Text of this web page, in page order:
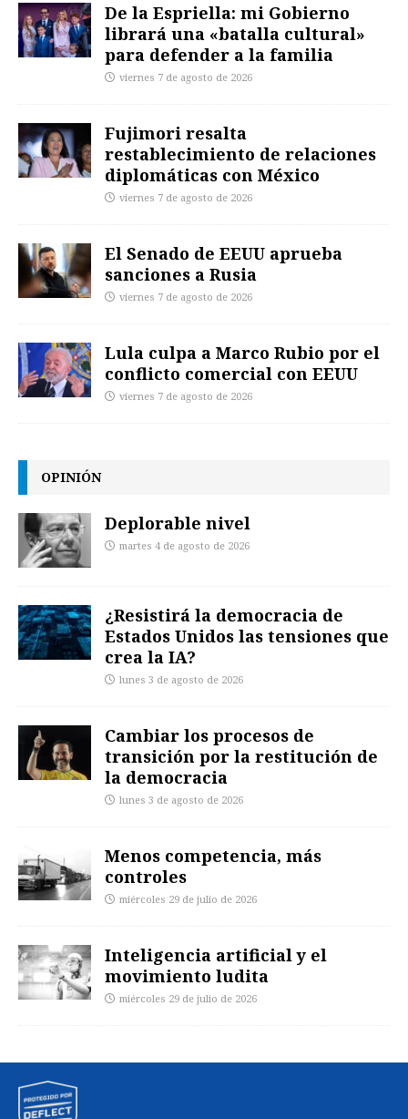
De la Espriella: mi Gobierno
librará una «batalla cultural»
para defender a la familia
viernes 7 de agosto de 2026
Fujimori resalta
restablecimiento de relaciones
diplomáticas con México
viernes 7 de agosto de 2026
El Senado de EEUU aprueba
sanciones a Rusia
viernes 7 de agosto de 2026
Lula culpa a Marco Rubio por el
conflicto comercial con EEUU
viernes 7 de agosto de 2026
OPINIÓN
Deplorable nivel
martes 4 de agosto de 2026
¿Resistirá la democracia de
Estados Unidos las tensiones que
crea la IA?
lunes 3 de agosto de 2026
Cambiar los procesos de
transición por la restitución de
la democracia
lunes 3 de agosto de 2026
Menos competencia, más
controles
miércoles 29 de julio de 2026
Inteligencia artificial y el
movimiento ludita
miércoles 29 de julio de 2026